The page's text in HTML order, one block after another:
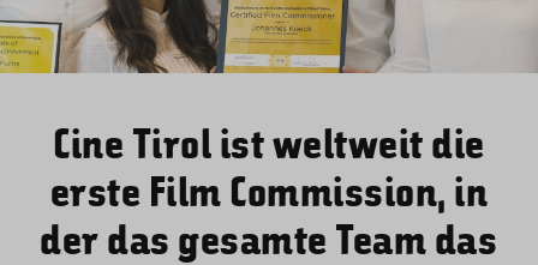
Cine Tirol ist weltweit die
erste Film Commission, in
der das gesamte Team das